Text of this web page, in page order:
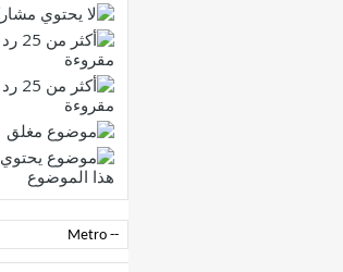
مقروءة
مقروءة
هذا الموضوع